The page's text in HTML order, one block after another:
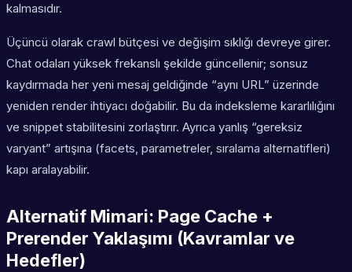
kalmasıdır.
Üçüncü olarak crawl bütçesi ve değişim sıklığı devreye girer.
Chat odaları yüksek frekanslı şekilde güncellenir; sonsuz
kaydırmada her yeni mesaj geldiğinde “aynı URL” üzerinde
yeniden render ihtiyacı doğabilir. Bu da indeksleme kararlılığını
ve snippet stabilitesini zorlaştırır. Ayrıca yanlış “gereksiz
varyant” artışına (facets, parametreler, sıralama alternatifleri)
kapı aralayabilir.
Alternatif Mimari: Page Cache +
Prerender Yaklaşımı (Kavramlar ve
Hedefler)